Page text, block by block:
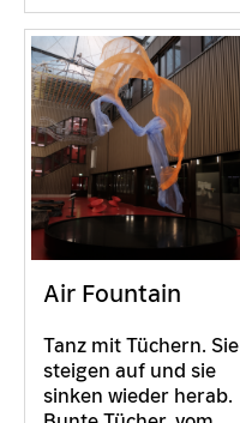
Air Fountain
Tanz mit Tüchern. Sie
steigen auf und sie
sinken wieder herab.